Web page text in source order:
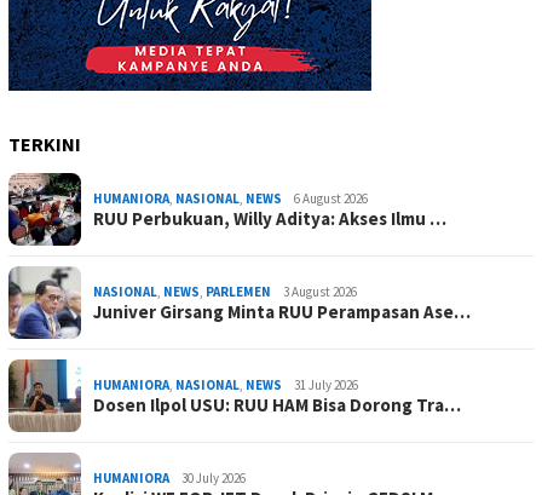
TERKINI
HUMANIORA, NASIONAL, NEWS 6 August 2026
RUU Perbukuan, Willy Aditya: Akses Ilmu …
NASIONAL, NEWS, PARLEMEN 3 August 2026
Juniver Girsang Minta RUU Perampasan Ase…
HUMANIORA, NASIONAL, NEWS 31 July 2026
Dosen Ilpol USU: RUU HAM Bisa Dorong Tra…
HUMANIORA 30 July 2026